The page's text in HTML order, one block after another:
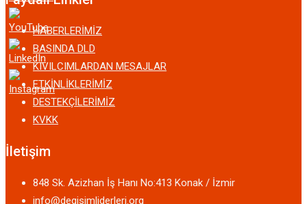
HABERLERİMİZ
BASINDA DLD
KIVILCIMLARDAN MESAJLAR
ETKİNLİKLERİMİZ
DESTEKÇİLERİMİZ
KVKK
İletişim
848 Sk. Azizhan İş Hanı No:413 Konak / İzmir
info@degisimliderleri.org